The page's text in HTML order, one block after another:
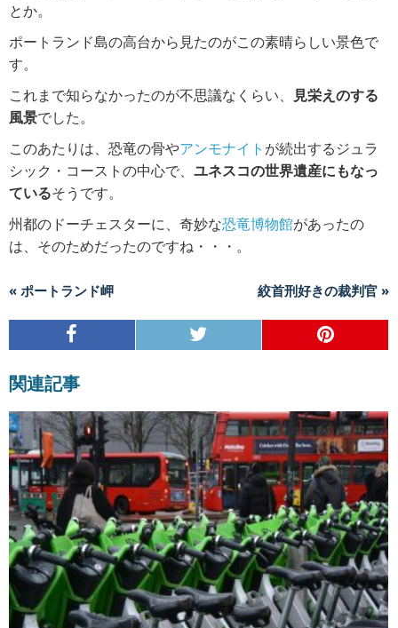
とか。
ポートランド島の高台から見たのがこの素晴らしい景色で
す。
これまで知らなかったのが不思議なくらい、
見栄えのする
風景でした。
このあたりは、恐竜の骨やアンモナイト が続出するジュラ
シック・コーストの中心で、 ユネスコの世界遺産にもなっ
ているそうです。
州都のドーチェスターに、奇妙な恐竜博物館があったの
は、そのためだったのですね・・・。
« ポートランド岬 絞首刑好きの裁判官 »
関連記事